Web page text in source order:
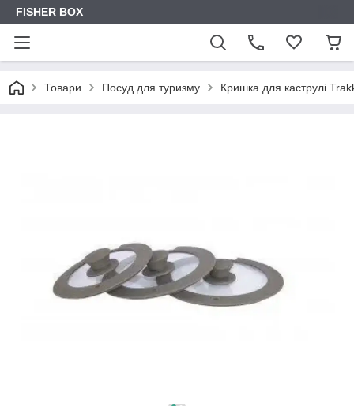
FISHER BOX
Товари Посуд для туризму Кришка для каструлі